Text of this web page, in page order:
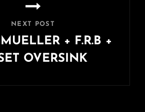
NEXT POST
+ F.R.B +
OVERSINK